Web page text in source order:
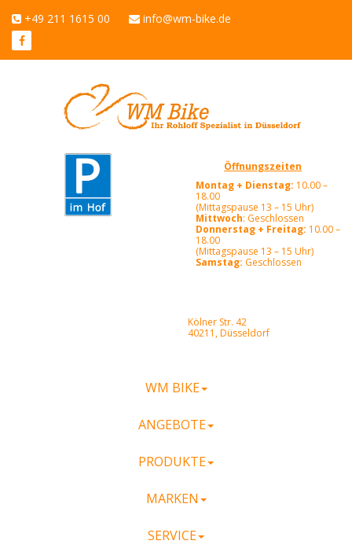
+49 211 1615 00 info@wm-bike.de
Öffnungszeiten
Montag + Dienstag: 10.00 –
18.00
(Mittagspause 13 – 15 Uhr)
Mittwoch: Geschlossen
Donnerstag + Freitag: 10.00 –
18.00
(Mittagspause 13 – 15 Uhr)
Samstag: Geschlossen
Kölner Str. 42
40211, Düsseldorf
WM BIKE
ANGEBOTE
PRODUKTE
MARKEN
SERVICE